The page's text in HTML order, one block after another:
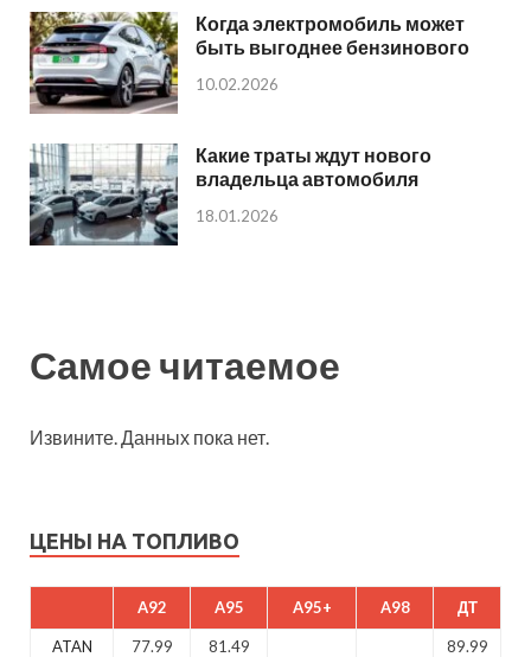
Когда электромобиль может
быть выгоднее бензинового
10.02.2026
Какие траты ждут нового
владельца автомобиля
18.01.2026
Самое читаемое
Извините. Данных пока нет.
ЦЕНЫ НА ТОПЛИВО
A92 A95 A95+ A98 ДТ
ATAN 77.99 81.49
89.99